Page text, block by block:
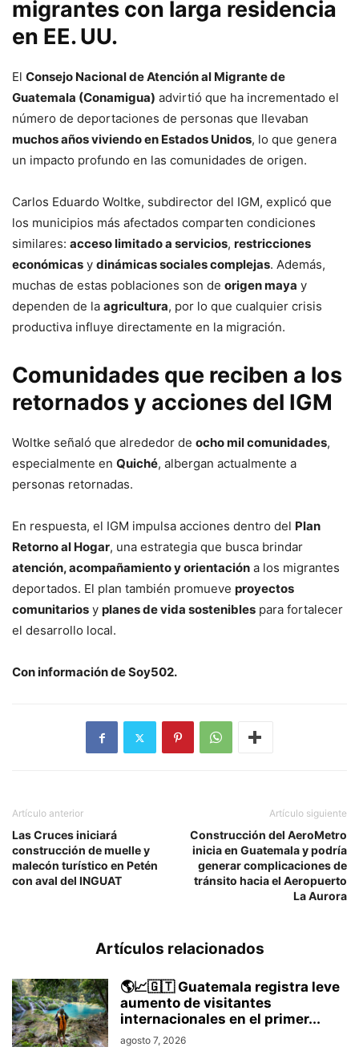
migrantes con larga residencia
en EE. UU.
El Consejo Nacional de Atención al Migrante de
Guatemala (Conamigua) advirtió que ha incrementado el
número de deportaciones de personas que llevaban
muchos años viviendo en Estados Unidos, lo que genera
un impacto profundo en las comunidades de origen.
Carlos Eduardo Woltke, subdirector del IGM, explicó que
los municipios más afectados comparten condiciones
similares: acceso limitado a servicios, restricciones
económicas y dinámicas sociales complejas. Además,
muchas de estas poblaciones son de origen maya y
dependen de la agricultura, por lo que cualquier crisis
productiva influye directamente en la migración.
Comunidades que reciben a los
retornados y acciones del IGM
Woltke señaló que alrededor de ocho mil comunidades,
especialmente en Quiché, albergan actualmente a
personas retornadas.
En respuesta, el IGM impulsa acciones dentro del Plan
Retorno al Hogar, una estrategia que busca brindar
atención, acompañamiento y orientación a los migrantes
deportados. El plan también promueve proyectos
comunitarios y planes de vida sostenibles para fortalecer
el desarrollo local.
Con información de Soy502.
Artículo anterior
Las Cruces iniciará
construcción de muelle y
malecón turístico en Petén
con aval del INGUAT
Artículo siguiente
Construcción del AeroMetro
inicia en Guatemala y podría
generar complicaciones de
tránsito hacia el Aeropuerto
La Aurora
Artículos relacionados
🌎📈🇬🇹 Guatemala registra leve
aumento de visitantes
internacionales en el primer...
agosto 7, 2026